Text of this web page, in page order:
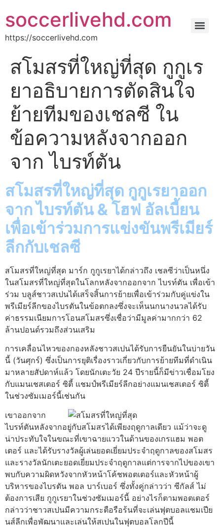
soccerlivehd.com
https://soccerlivehd.com
สโมสรที่ใหญ่ที่สุด กูกูเร
ยาอธิบายการตัดสินใจ
ย้ายทีมของเชลซี ใน
ข้อความหลังจากออก
จาก ไบรท์ตัน
สโมสรที่ใหญ่ที่สุด กูกูเรยาออก
จาก ไบรท์ตัน & โฮฟ อัลเบี้ยน
เพื่อเข้าร่วมการแข่งขันพรีเมียร์
ลีกกับเชลซี
สโมสรที่ใหญ่ที่สุด มาร์ก กูกูเรยาได้กล่าวถึง เชลซีว่าเป็นหนึ่ง
ในสโมสรที่ใหญ่ที่สุดในโลกหลังจากออกจาก ไบรท์ตัน เพื่อเข้า
ร่วม บลูส์ชาวสเปนได้เสร็จสิ้นการย้ายเพื่อเข้าร่วมกับคู่แข่งใน
พรีเมียร์ลีกของไบรตันในข้อตกลงซึ่งจะเห็นนกนางนวลได้รับ
ค่าธรรมเนียมการโอนสโมสรซึ่งเชื่อว่ามีมูลค่ามากกว่า 62
ล้านปอนด์รวมถึงส่วนเสริม
การเคลื่อนไหวของกองหลังชาวสเปนได้รับการยืนยันในบ่ายวัน
นี้ (วันศุกร์) ซึ่งเป็นการยุติเรื่องราวเกี่ยวกับการย้ายทีมที่ดำเนิน
มาหลายสัปดาห์แล้ว โดยนักเตะวัย 24 ปีรายนี้ก็มีข่าวเชื่อมโยง
กับแมนเชสเตอร์ ซิตี้ แชมป์พรีเมียร์ลีกอย่างแมนเชสเตอร์ ซิตี้
ในช่วงซัมเมอร์นี้เช่นกัน
เขาออกจาก
ไบรท์ตันหลังจากอยู่กับสโมสรได้เพียงฤดูกาลเดียว แม้ว่าจะดู
น่าประทับใจในขณะที่เขาฉายแววในด้านของเกรแฮม พอต
เตอร์ และได้รับรางวัลผู้เล่นยอดเยี่ยมประจำฤดูกาลของสโมสร
และรางวัลนักเตะยอดเยี่ยมประจำฤดูกาลแต่การจากไปของเขา
พบกับความผิดหวังจากหัวหน้าโค้ชพอตเตอร์และหัวหน้าผู้
บริหารของไบรตัน พอล บาร์เบอร์ ซึ่งทั้งคู่กล่าวว่า ซีกัลส์ ไม่
ต้องการเสีย กูกูเรยาในช่วงซัมเมอร์นี้ อย่างไรก็ตามพอตเตอร์
กล่าวว่าชาวสเปนมีความกระตือรือร้นที่จะเล่นฟุตบอลแชมเปีย
นส์ลีกเพื่อพัฒนาและเล่นให้สเปนในฟุตบอลโลกปีนี้